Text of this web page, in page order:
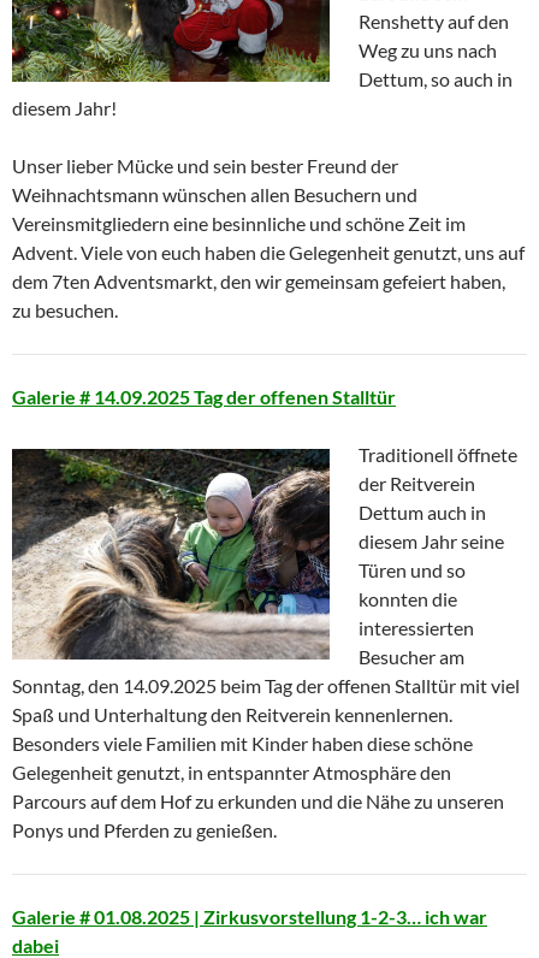
Renshetty auf den
Weg zu uns nach
Dettum, so auch in
diesem Jahr!
Unser lieber Mücke und sein bester Freund der
Weihnachtsmann wünschen allen Besuchern und
Vereinsmitgliedern eine besinnliche und schöne Zeit im
Advent. Viele von euch haben die Gelegenheit genutzt, uns auf
dem 7ten Adventsmarkt, den wir gemeinsam gefeiert haben,
zu besuchen.
Galerie # 14.09.2025 Tag der offenen Stalltür
Traditionell öffnete
der Reitverein
Dettum auch in
diesem Jahr seine
Türen und so
konnten die
interessierten
Besucher am
Sonntag, den 14.09.2025 beim Tag der offenen Stalltür mit viel
Spaß und Unterhaltung den Reitverein kennenlernen.
Besonders viele Familien mit Kinder haben diese schöne
Gelegenheit genutzt, in entspannter Atmosphäre den
Parcours auf dem Hof zu erkunden und die Nähe zu unseren
Ponys und Pferden zu genießen.
Galerie # 01.08.2025 | Zirkusvorstellung 1-2-3… ich war
dabei